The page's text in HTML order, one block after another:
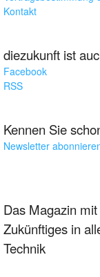
Kontakt
diezukunft ist
Facebook
RSS
Kennen Sie
Newsletter
Das Magazin
Zukünftiges in
Technik